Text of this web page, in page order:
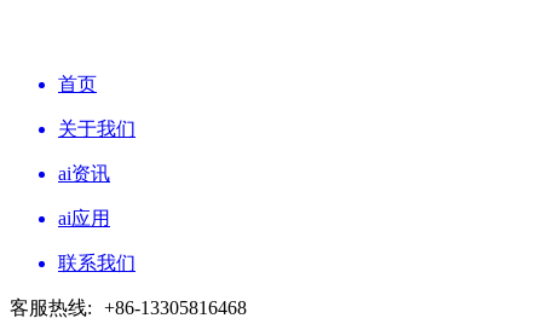
首页
关于我们
ai资讯
ai应用
联系我们
客服热线: +86-13305816468